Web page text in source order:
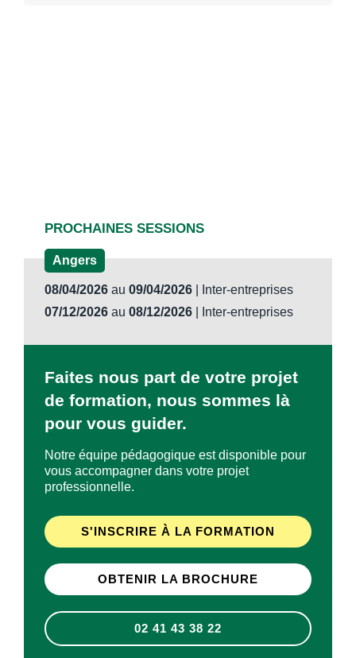
PROCHAINES SESSIONS
Angers
08/04/2026 au09/04/2026 | Inter-entreprises
07/12/2026 au08/12/2026 | Inter-entreprises
Faites nous part de votre projet
de formation, nous sommes là
pour vous guider.
Notre équipe pédagogique est disponible pour
vous accompagner dans votre projet
professionnelle.
S'INSCRIRE À LA FORMATION
OBTENIR LA BROCHURE
02 41 43 38 22